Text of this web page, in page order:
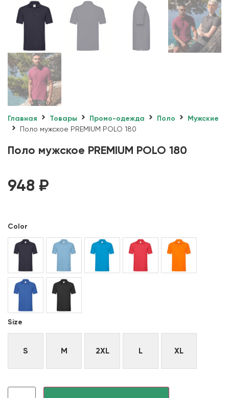
Главная Товары Промо-одежда Поло
Мужские
Поло мужское PREMIUM POLO 180
Поло мужское PREMIUM POLO 180
948 ₽
Color
Size
S M 2XL L XL